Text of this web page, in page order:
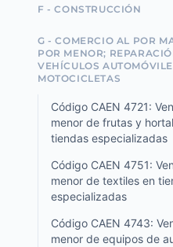
F - CONSTRUCCIÓN
G - COMERCIO AL POR
POR MENOR;
VEHÍCULOS
MOTOCICLETAS
Código CAEN 4721:
menor de frutas y
tiendas especializadas
Código CAEN 4751:
menor de textiles en
especializadas
Código CAEN 4743:
menor de equipos de